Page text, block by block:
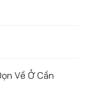
Về Ở Cần